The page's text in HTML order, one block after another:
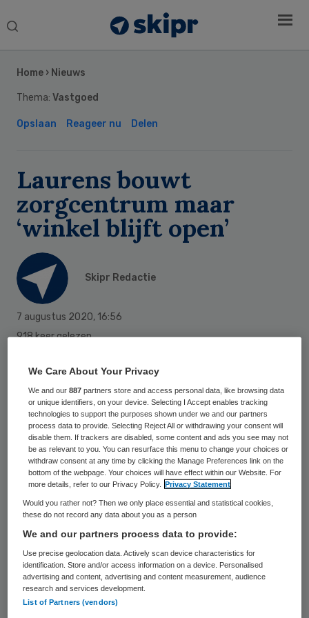
Search
Home › Nieuws
Thema: Vastgoed
Opslaan Reageer nu Delen
Laurens bouwt
zorgcentrum maar
‘winkel blijft open’
Skipr Redactie
7 augustus 2020, 16:56
918 keer gelezen
Zorgorganisatie Laurens en Woonzorg
Nederland hebben een
samenwerkingsovereenkomst getekend
voor de ontwikkeling van de nieuwbouw van
Borgstede in Barendrecht. De nieuwbouw
voor een woonzorgcentrum met bijna
honderd intramurale plaatsen start in het
eerste kwartaal van 2021.
Dat meldt IVVD, Instituut Voor Vastgoed &
Duurzaamheid, op haar website. Het
nieuwe Borgstede wordt een centrum voor
Sidebar
We Care About Your Privacy
We and our887 partners store and access personal data, like browsing data
or unique identifiers, on your device. Selecting I Accept enables tracking
technologies to support the purposes shown under we and our partners
process data to provide. Selecting Reject All or withdrawing your consent will
disable them. If trackers are disabled, some content and ads you see may not
be as relevant to you. You can resurface this menu to change your choices or
withdraw consent at any time by clicking the Manage Preferences link on the
bottom of the webpage. Your choices will have effect within our Website. For
more details, refer to our Privacy Policy.
Privacy Statement
Would you rather not? Then we only place essential and statistical cookies,
these do not record any data about you as a person
We and our partners process data to provide:
Use precise geolocation data. Actively scan device characteristics for
identification. Store and/or access information on a device. Personalised
advertising and content, advertising and content measurement, audience
research and services development.
List of Partners (vendors)